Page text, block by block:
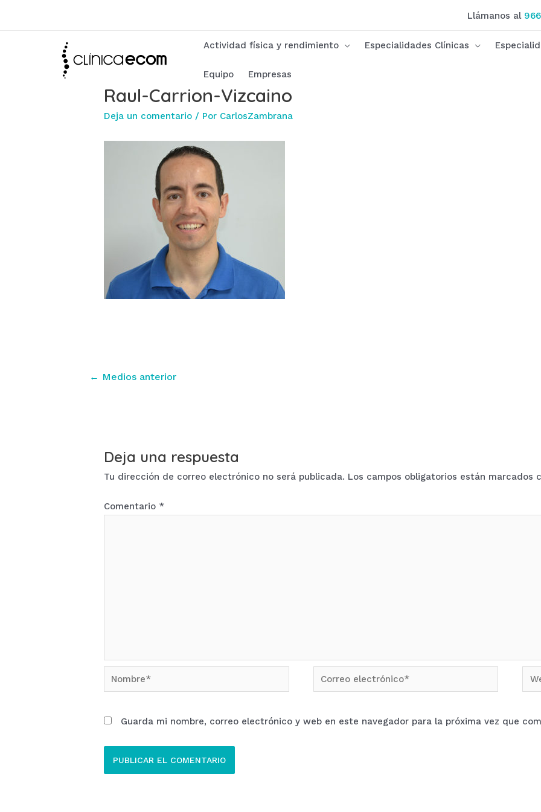
Llámanos al
Actividad física y rendimiento Especialidades Clínicas
Equipo Empresas
Raul-Carrion-Vizcaino
Deja un comentario / Por CarlosZambrana
Navegación
← Medios anterior
Deja una respuesta
Tu dirección de correo electrónico no será publicada. Los campos obligatorios están marcados
Comentario *
Nombre*
electrónico*
Guarda mi nombre, correo electrónico y web en este navegador para la próxima vez que